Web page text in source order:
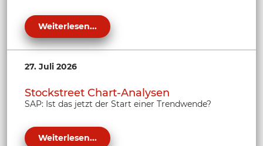
Weiterlesen...
27. Juli 2026
Stockstreet Chart-Analysen
SAP: Ist das jetzt der Start einer Trendwende?
Weiterlesen...